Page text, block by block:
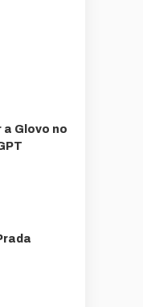
a Glovo no